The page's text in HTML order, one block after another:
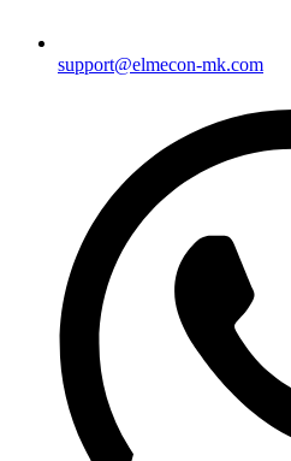
support@elmecon-mk.com